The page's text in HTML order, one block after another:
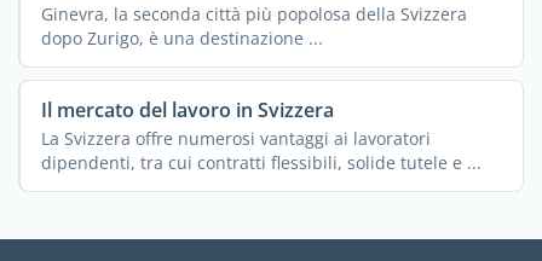
Ginevra, la seconda città più popolosa della Svizzera
dopo Zurigo, è una destinazione ...
Il mercato del lavoro in Svizzera
La Svizzera offre numerosi vantaggi ai lavoratori
dipendenti, tra cui contratti flessibili, solide tutele e ...